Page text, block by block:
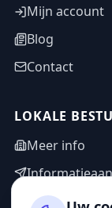
Mijn account
Blog
Contact
LOKALE
Meer info
Adminzone